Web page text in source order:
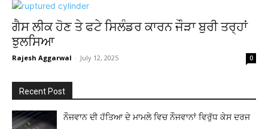
ਗੈਸ ਲੀਕ ਹੋਣ ਤੇ ਫਟੇ ਸਿਲੰਡਰ ਕਾਰਨ ਜੌੜਾ ਬੁਰੀ ਤਰ੍ਹਾਂ
ਝੁਲਸਿਆ
Rajesh Aggarwal - July 12, 2025 0
Recent Post
ਨੌਜਵਾਨ ਦੀ ਹੱਤਿਆ ਦੇ ਮਾਮਲੇ ਵਿਚ ਨੌਜਵਾਨਾਂ ਵਿਰੁੱਧ ਕੇਸ ਦਰਜ